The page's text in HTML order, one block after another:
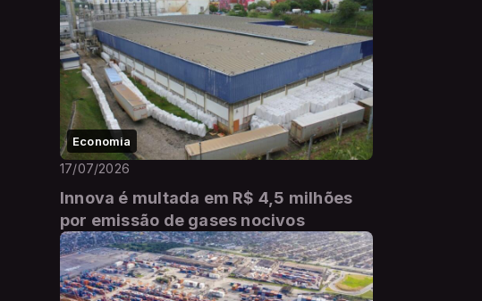
Economia
17/07/2026
Innova é multada em R$ 4,5 milhões
por emissão de gases nocivos